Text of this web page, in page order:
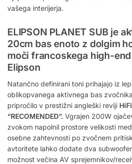
vašega interijerja.
ELIPSON PLANET SUB je
20cm bas enoto z dolgim
moči francoskega high-
Elipson
Natančno definirani toni prihajajo iz
oblikopvanega aktivnega bas
pripročilo v prestižni angleški reviji
“RECOMENDED”. Vgrajen 200W
zvokom napolnil prostore velikosti
osebne zahtevnosti po zvočnem
avtoritete lahko dodate dva
možnost večina AV sprejemnikov/